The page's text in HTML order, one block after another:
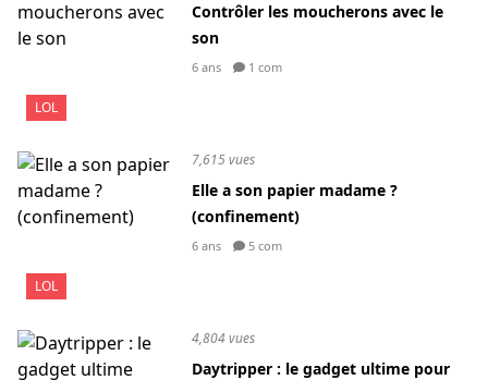
LOL
Contrôler les moucherons avec le
son
6 ans 1 com
LOL
7,615 vues
Elle a son papier madame ?
(confinement)
6 ans 5 com
4,804 vues
Daytripper : le gadget ultime pour